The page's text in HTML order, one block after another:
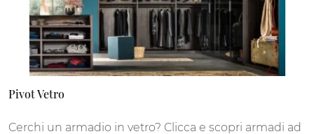
Pivot Vetro
Cerchi un armadio in vetro? Clicca e scopri armadi ad